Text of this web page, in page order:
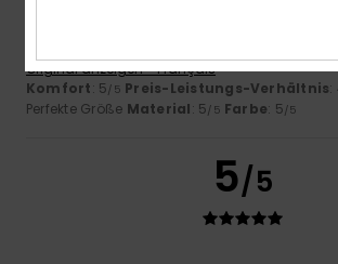
Original anzeigen - Français
Komfort: 5/5 Preis-Leistungs-Verhältnis:
Perfekte Größe Material: 5/5 Farbe: 5/5
5/5